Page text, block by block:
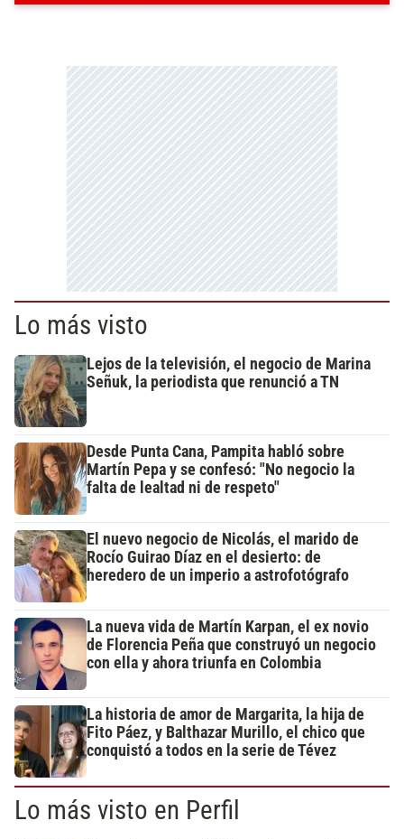
Lo más visto
Lejos de la televisión, el negocio de Marina
Señuk, la periodista que renunció a TN
Desde Punta Cana, Pampita habló sobre
Martín Pepa y se confesó: "No negocio la
falta de lealtad ni de respeto"
El nuevo negocio de Nicolás, el marido de
Rocío Guirao Díaz en el desierto: de
heredero de un imperio a astrofotógrafo
La nueva vida de Martín Karpan, el ex novio
de Florencia Peña que construyó un negocio
con ella y ahora triunfa en Colombia
La historia de amor de Margarita, la hija de
Fito Páez, y Balthazar Murillo, el chico que
conquistó a todos en la serie de Tévez
Lo más visto en Perfil